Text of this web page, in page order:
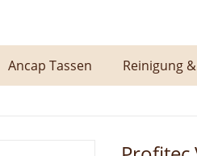
Ancap Tassen Reinigung